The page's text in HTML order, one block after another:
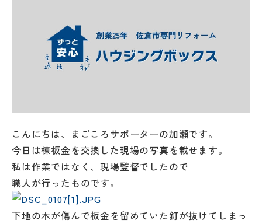
こんにちは、まごころサポーターの加瀬です。
今日は棟板金を交換した現場の写真を載せます。
私は作業ではなく、現場監督でしたので
職人が行ったものです。
下地の木が傷んで板金を留めていた釘が抜けてしまっ